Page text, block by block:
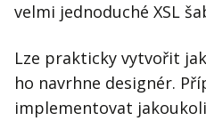
velmi jednoduché XSL
Lze prakticky vytvořit
ho navrhne designér.
implementovat